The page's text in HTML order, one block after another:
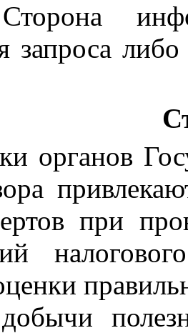
запроса
органов
при